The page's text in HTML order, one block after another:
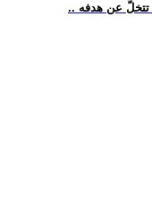
تتخلَّ عن هدفه